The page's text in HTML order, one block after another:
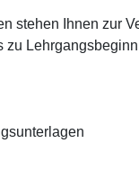
stehen Ihnen zur
zu Lehrgangsbeginn